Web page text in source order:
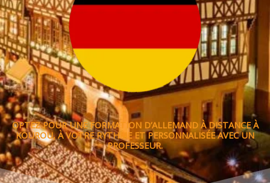
OPTEZ POUR UNE FORMATION D’ALLEMAND À DISTANCE À
KOUROU, À VOTRE RYTHME ET PERSONNALISÉE AVEC UN
PROFESSEUR.